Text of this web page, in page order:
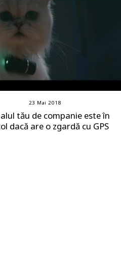
23 Mai 2018
tău de companie este în
dacă are o zgardă cu GPS